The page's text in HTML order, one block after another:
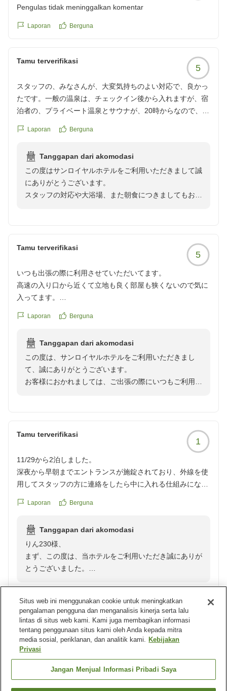
うございます。
Pengulas tidak meninggalkan komentar
Laporan Berguna
Tamu terverifikasi
5
スタッフの、みなさんが、大変気持ちのよい対応で、良かっ
たです。一般の温泉は、チェックイン後から入れますが、宿
泊者の、プライベート温泉とサウナが、20時からなので、こ
なく、疲れが、取れます。何か工夫されたら、いかがでしょ
がとございました。
Laporan Berguna
Tanggapan dari akomodasi
この度はサンロイヤルホテルをご利用いただきまして誠
にありがとうございます。
スタッフの対応や大浴場、また朝食につきましてもお褒
間を分けさせて頂いており、大変ご不便をお掛け致しま
して誠に申し訳ございませんでした。忙しい中、ご投稿
いただきまして誠にありがとうございます。お客様のま
たのご利用をスタッフ一同心よりお待ち申し上げており
Tamu terverifikasi
5
いつも出張の際に利用させていただいてます。
高速の入り口から近くて立地も良く部屋も狭くないので気に
入ってます。
Laporan Berguna
Tanggapan dari akomodasi
この度は、サンロイヤルホテルをご利用いただきまし
て、誠にありがとうございます。
お客様におかれましては、ご出張の際にいつもご利用い
利な立地となっております。
朝食にもご満足いただけたようで、大変嬉しく思いま
今後もより良いサービスを目指して努力してまいりま
うございます。
上げております。
Tamu terverifikasi
1
11/29から2泊しました。
深夜から早朝までエントランスが施錠されており、外線を使
用してスタッフの方に連絡をしたら中に入れる仕組みになっ
1泊目、深夜にホテルに戻ってきた為、外線を2度ほど鳴らし
頂けず。結局深夜から早朝までの時間は他のホテルを使用し
ました。
このことをお伝えしたら口頭でのお詫びのみ。
チェックアウトの際にもこの件についてお詫びされることも
Laporan Berguna
Tanggapan dari akomodasi
りん230様、
まず、この度は、当ホテルをご利用いただき誠にありが
とうございました。
状況確認をいたしました。どのような状況だとしても、
ご迷惑をお掛けしたことには変わりありません。
大変申し訳ございませんでした。
ご指摘いただきました内線機につきまして、機械の故障
等は見られませんでしたが、運用について改善策を試し
ております。今回のようなことが二度とないよう、ご指
摘を真摯に受け止め、努めて参ります。このようななか
Tamu terverifikasi
Pengulas tidak meninggalkan komentar
Berguna
Situs web ini menggunakan cookie untuk meningkatkan
pengalaman pengguna dan menganalisis kinerja serta lalu
lintas di situs web kami. Kami juga membagikan informasi
tentang penggunaan situs kami oleh Anda kepada mitra
media sosial, periklanan, dan analitik kami. Kebijakan
Privasi
Jangan Menjual Informasi Pribadi Saya